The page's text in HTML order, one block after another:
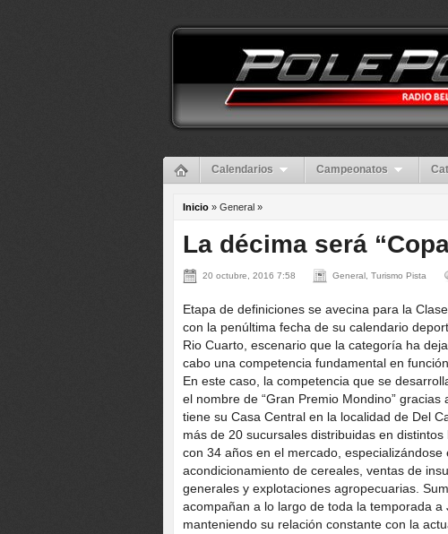
Calendarios Campeonatos
Inicio » General »
La décima será
20 octubre, 2016 7:58 General, Turismo Pista
Etapa de definiciones se avecina para la
con la penúltima fecha de su calendario
Rio Cuarto, escenario que la categoría ha
cabo una competencia fundamental en
En este caso, la competencia que se
el nombre de “Gran Premio Mondino”
tiene su Casa Central en la localidad de Del
más de 20 sucursales distribuidas en
con 34 años en el mercado,
acondicionamiento de cereales, ventas de
generales y explotaciones agropecuarias.
acompañan a lo largo de toda la temporada a
manteniendo su relación constante con la